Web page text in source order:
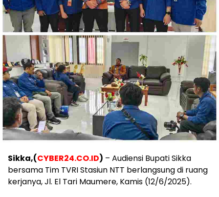
Sikka,(CYBER24.CO.ID) – Audiensi Bupati Sikka
bersama Tim TVRI Stasiun NTT berlangsung di ruang
kerjanya, Jl. El Tari Maumere, Kamis (12/6/2025).